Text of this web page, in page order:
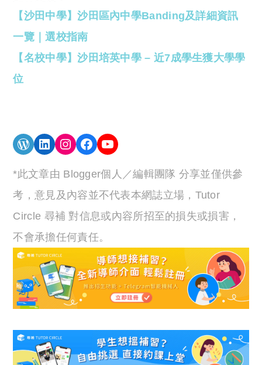
【沙田中學】沙田區內中學Banding及詳細資訊
一覽｜選校指南
【名校中學】沙田培英中學 – 近7成學生獲大學學
位
WordPressLinkedInInstagramFacebook
YouTube
*此文章由 Blogger個人／編輯團隊 分享並僅供參
考，意見及內容並不代表本網誌立場，Tutor
Circle 尋補 對信息或內容所招至的損失或損害，
不會承擔任何責任。